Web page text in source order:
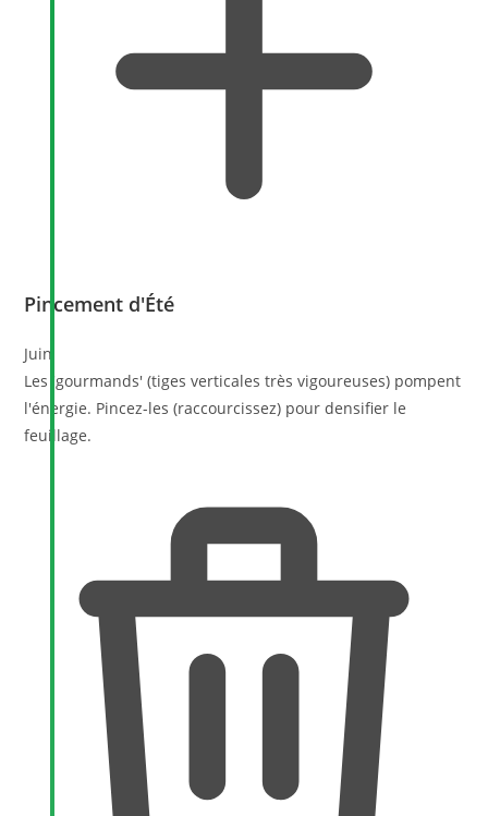
Pincement d'Été
Juin
Les 'gourmands' (tiges verticales très vigoureuses) pompent
l'énergie. Pincez-les (raccourcissez) pour densifier le
feuillage.